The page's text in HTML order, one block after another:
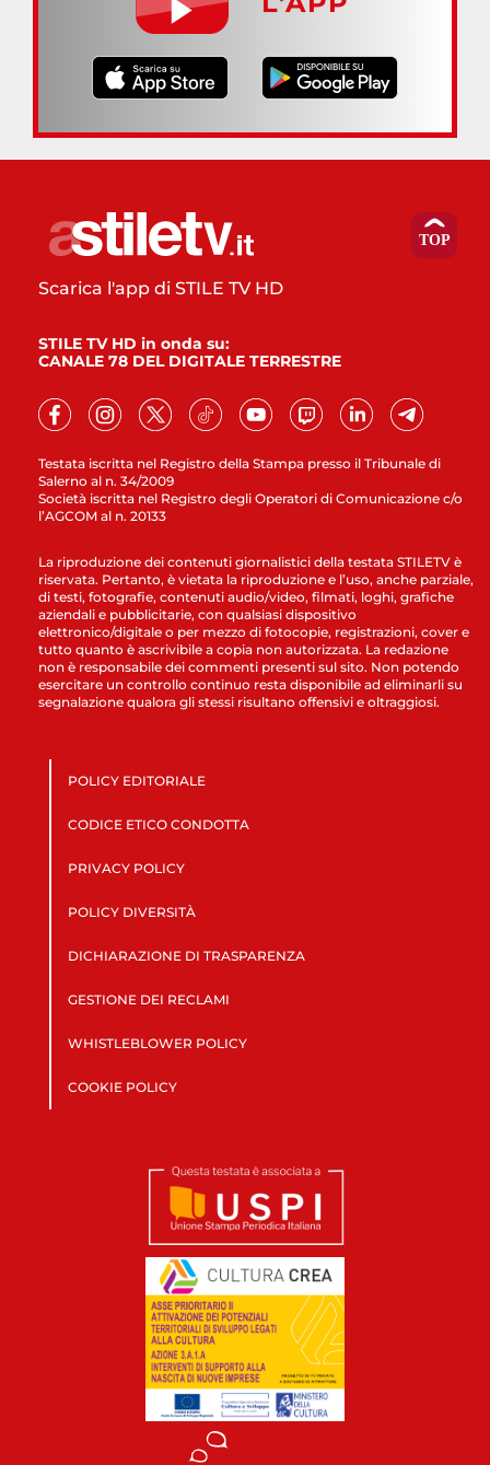
Testata iscritta nel Registro della Stampa presso il Tribunale di
Salerno al n. 34/2009
Società iscritta nel Registro degli Operatori di Comunicazione c/o
l’AGCOM al n. 20133
Scarica l'app di STILE TV HD
STILE TV HD in onda su:
CANALE 78 DEL DIGITALE TERRESTRE
La riproduzione dei contenuti giornalistici della testata STILETV è
riservata. Pertanto, è vietata la riproduzione e l’uso, anche parziale,
di testi, fotografie, contenuti audio/video, filmati, loghi, grafiche
aziendali e pubblicitarie, con qualsiasi dispositivo
elettronico/digitale o per mezzo di fotocopie, registrazioni, cover e
tutto quanto è ascrivibile a copia non autorizzata. La redazione
non è responsabile dei commenti presenti sul sito. Non potendo
esercitare un controllo continuo resta disponibile ad eliminarli su
segnalazione qualora gli stessi risultano offensivi e oltraggiosi.
POLICY EDITORIALE
CODICE ETICO CONDOTTA
PRIVACY POLICY
POLICY DIVERSITÀ
DICHIARAZIONE DI TRASPARENZA
GESTIONE DEI RECLAMI
WHISTLEBLOWER POLICY
COOKIE POLICY